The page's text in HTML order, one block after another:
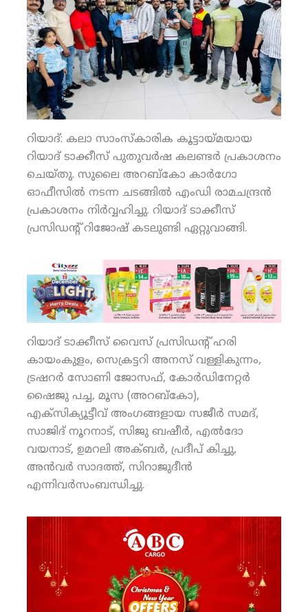
റിയാദ്: കലാ സാംസ്‌കാരിക കൂട്ടായ്മയായ
റിയാദ് ടാക്കീസ് പുതുവര്‍ഷ കലണ്ടര്‍ പ്രകാശനം
ചെയ്തു. സുലൈ അറബ്‌കോ കാര്‍ഗോ
ഓഫീസില്‍ നടന്ന ചടങ്ങില്‍ എംഡി രാമചന്ദ്രന്‍
പ്രകാശനം നിര്‍വ്വഹിച്ചു. റിയാദ് ടാക്കീസ്
പ്രസിഡന്റ് റിജോഷ് കടലുണ്ടി ഏറ്റുവാങ്ങി.
റിയാദ് ടാക്കീസ് വൈസ് പ്രസിഡന്റ് ഹരി
കായംകുളം, സെക്രട്ടറി അനസ് വള്ളികുന്നം,
ട്രഷറര്‍ സോണി ജോസഫ്, കോര്‍ഡിനേറ്റര്‍
ഷൈജു പച്ച, മൂസ (അറബ്‌കോ),
എക്‌സിക്യൂട്ടീവ് അംഗങ്ങളായ സജീര്‍ സമദ്,
സാജിദ് നൂറനാട്, സിജു ബഷീര്‍, എല്‍ദോ
വയനാട്, ഉമറലി അക്ബര്‍, പ്രദീപ് കിച്ചു,
അന്‍വര്‍ സാദത്ത്, സിറാജുദീന്‍
എന്നിവര്‍സംബന്ധിച്ചു.